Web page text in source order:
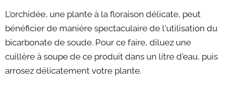
L'orchidée, une plante à la floraison délicate, peut
bénéficier de manière spectaculaire de l'utilisation du
bicarbonate de soude. Pour ce faire, diluez une
cuillère à soupe de ce produit dans un litre d'eau, puis
arrosez délicatement votre plante.